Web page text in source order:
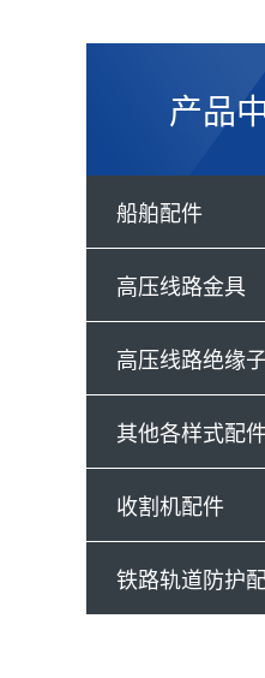
产品
船舶配件
高压线路金具
高压线路绝缘
其他各样式配
收割机配件
铁路轨道防护